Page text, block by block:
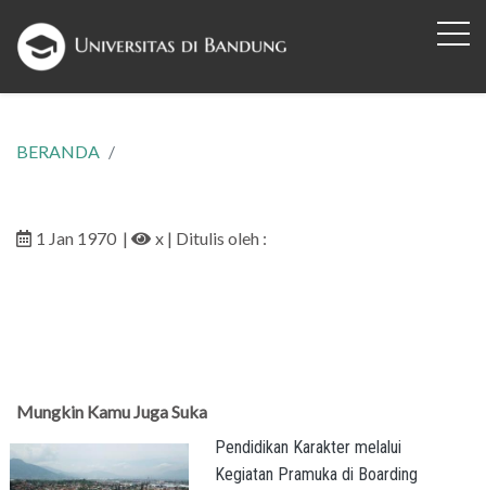
BERANDA
1 Jan 1970 | x | Ditulis oleh :
Mungkin Kamu Juga Suka
Pendidikan Karakter melalui
Kegiatan Pramuka di Boarding